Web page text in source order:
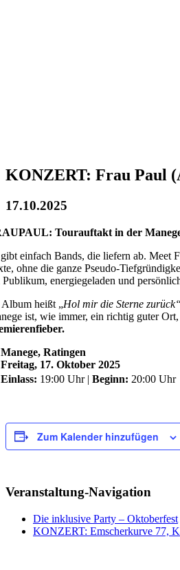
KONZERT: Frau Paul
17.10.2025
Tourauftakt in der
einfach Bands, die liefern ab.
ohne die ganze Pseudo-
Publikum, energiegeladen und
heißt „Hol mir die Sterne zurück“
ist, wie immer, ein richtig guter
Manege, Ratingen
Freitag, 17. Oktober 2025
Einlass: 19:00 Uhr |Beginn: 20:00 Uhr
Zum Kalender hinzufügen
Veranstaltung-Navigation
Die inklusive Party – Oktoberfest
KONZERT: Emscherkurve 77,